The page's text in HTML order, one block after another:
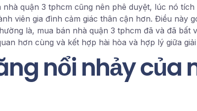
nhà quận 3 tphcm cũng nên phê duyệt, lúc nó
viên gia đình cảm giác thân cận hơn. Điều này
là, mua bán nhà quận 3 tphcm đã và đã
hơn cùng và kết hợp hài hòa và hợp lý giữa
nổi nhảy của